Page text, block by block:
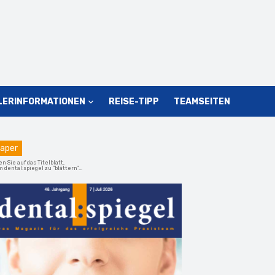
REISE-TIPP TEAMSEITEN
Sie auf das Titelblatt,
dental:spiegel zu "blättern"...